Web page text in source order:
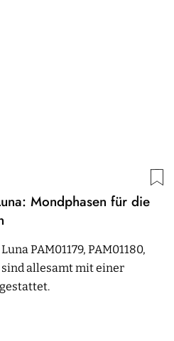
Mondphasen für die
PAM01179, PAM01180,
sind allesamt mit einer